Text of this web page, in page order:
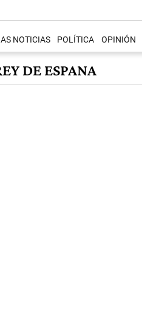
NOTICIAS POLÍTICA OPINIÓN
DE ESPANA